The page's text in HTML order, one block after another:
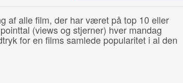
af alle film, der har været på top 10 eller
(views og stjerner) hver mandag
for en films samlede popularitet i al den